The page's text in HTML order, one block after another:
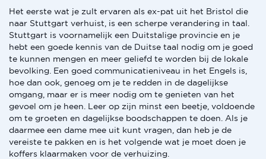
Het eerste wat je zult ervaren als ex-pat uit het Bristol die
naar Stuttgart verhuist, is een scherpe verandering in taal.
Stuttgart is voornamelijk een Duitstalige provincie en je
hebt een goede kennis van de Duitse taal nodig om je goed
te kunnen mengen en meer geliefd te worden bij de lokale
bevolking. Een goed communicatieniveau in het Engels is,
hoe dan ook, genoeg om je te redden in de dagelijkse
omgang, maar er is meer nodig om te genieten van het
gevoel om je heen. Leer op zijn minst een beetje, voldoende
om te groeten en dagelijkse boodschappen te doen. Als je
daarmee een dame mee uit kunt vragen, dan heb je de
vereiste te pakken en is het volgende wat je moet doen je
koffers klaarmaken voor de verhuizing.